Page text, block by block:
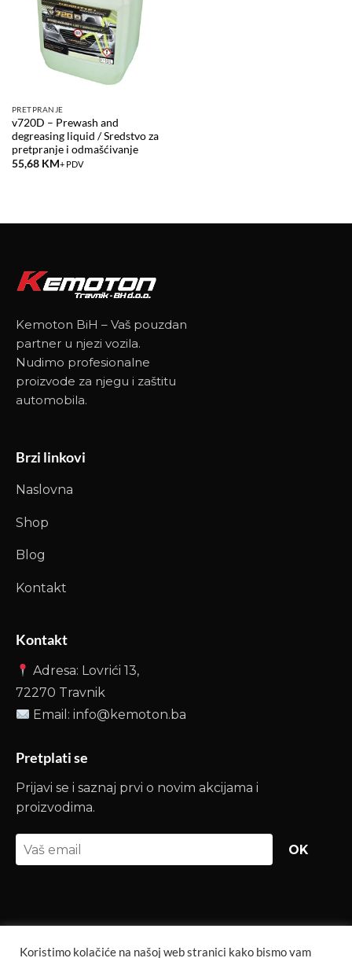
PRETPRANJE
v720D – Prewash and
degreasing liquid / Sredstvo za
pretpranje i odmašćivanje
55,68 KM+ PDV
Kemoton BiH – Vaš pouzdan
partner u njezi vozila.
Nudimo profesionalne
proizvode za njegu i zaštitu
automobila.
Brzi linkovi
Naslovna
Shop
Blog
Kontakt
Kontakt
Adresa: Lovrići 13,
72270 Travnik
Email: info@kemoton.ba
Pretplati se
Prijavi se i saznaj prvi o novim akcijama i
proizvodima.
OK
Koristimo kolačiće na našoj web stranici kako bismo vam